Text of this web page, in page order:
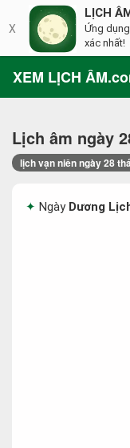
XEM LỊCH
Lịch âm ngày
lịch vạn niên ngày 28
Ngày Dương
X
LỊCH
Ứng
xác nhất!